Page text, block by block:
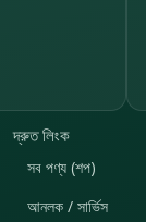
দ্রুত লিংক
সব পণ্য (শপ)
আনলক / সার্ভিস